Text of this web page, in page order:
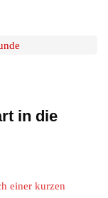
in die
einer kurzen